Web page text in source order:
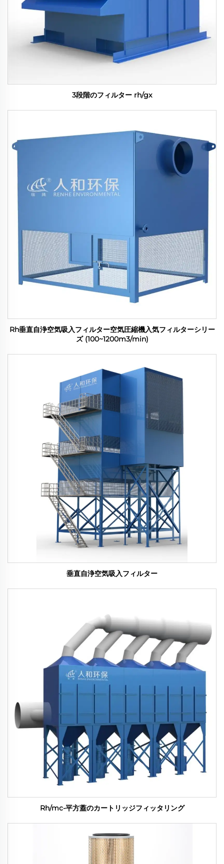
3段階のフィルター rh/gx
Rh垂直自浄空気吸入フィルター空気圧縮機入気フィルターシリー
ズ (100~1200m3/min)
垂直自浄空気吸入フィルター
Rh/mc-平方蓋のカートリッジフィッタリング